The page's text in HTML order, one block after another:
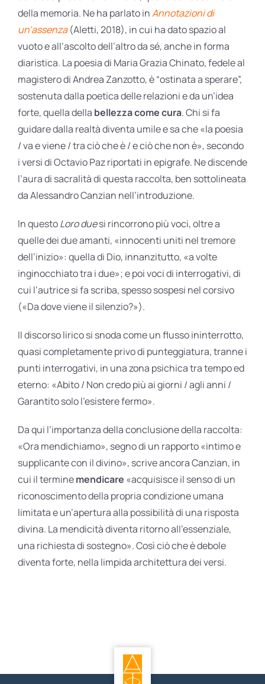
della memoria. Ne ha parlato inAnnotazioni di
un’assenza(Aletti, 2018), in cui ha dato spazio al
vuoto e all’ascolto dell’altro da sé, anche in forma
diaristica. La poesia di Maria Grazia Chinato, fedele al
magistero di Andrea Zanzotto, è “ostinata a sperare”,
sostenuta dalla poetica delle relazioni e da un’idea
forte, quella della bellezza come cura. Chi si fa
guidare dalla realtà diventa umile e sa che «la poesia
/ va e viene / tra ciò che è / e ciò che non è», secondo
i versi di Octavio Paz riportati in epigrafe. Ne discende
l’aura di sacralità di questa raccolta, ben sottolineata
da Alessandro Canzian nell’introduzione.
In questoLoro duesi rincorrono più voci, oltre a
quelle dei due amanti, «innocenti uniti nel tremore
dell’inizio»: quella di Dio, innanzitutto, «a volte
inginocchiato tra i due»; e poi voci di interrogativi, di
cui l’autrice si fa scriba, spesso sospesi nel corsivo
(«Da dove viene il silenzio?»).
Il discorso lirico si snoda come un flusso ininterrotto,
quasi completamente privo di punteggiatura, tranne i
punti interrogativi, in una zona psichica tra tempo ed
eterno: «Abito / Non credo più ai giorni / agli anni /
Garantito solo l’esistere fermo».
Da qui l’importanza della conclusione della raccolta:
«Ora mendichiamo», segno di un rapporto «intimo e
supplicante con il divino», scrive ancora Canzian, in
cui il terminemendicare «acquisisce il senso di un
riconoscimento della propria condizione umana
limitata e un’apertura alla possibilità di una risposta
divina. La mendicità diventa ritorno all’essenziale,
una richiesta di sostegno». Così ciò che è debole
diventa forte, nella limpida architettura dei versi.